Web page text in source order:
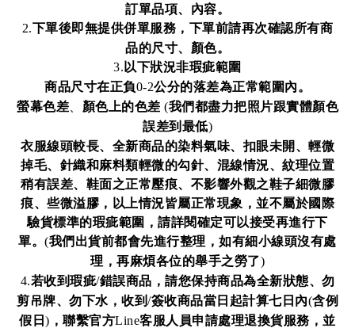
訂單品項、內容。
2.下單後即無提供併單服務，下單前請再次確認所有商
品的尺寸、顏色。
3.以下狀況非瑕疵範圍
商品尺寸在正負0-2公分的落差為正常範圍內。
螢幕色差
顏色上的色差 (我們都盡力把照片跟實體顏色
誤差到最低)
衣服線頭較長、全新商品的染料氣味、扣眼未開、輕微
掉毛、針織和麻料類輕微的勾針、混線情況、紋理位置
稍有誤差、鞋面之正常壓痕、不影響外觀之鞋子細微膠
痕、些微溢膠，以上情況皆屬正常現象，並不屬於國際
驗貨標準的瑕疵範圍，請詳閱確定可以接受再進行下
單。(我們出貨前都會先進行整理，如有細小線頭沒有處
理，再麻煩各位的舉手之勞了)
4.若收到瑕疵/錯誤商品，請您保持商品為全新狀態、勿
剪吊牌、勿下水，收到/簽收商品當日起計算七日內(含例
假日) ，聯繫官方Line客服人員申請處理退換貨服務，並